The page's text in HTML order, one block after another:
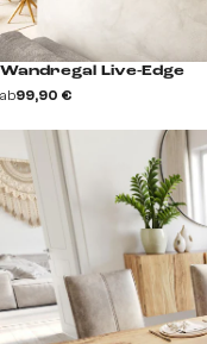
Wandregal Live-Edge
ab99,90 €